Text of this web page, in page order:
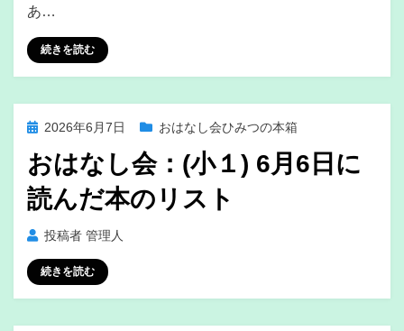
あ…
続きを読む
投
日:
2026年6月7日 おはなし会ひみつの本箱
おはなし会：(小１) 6月6日に
読んだ本のリスト
投稿者 管理人
続きを読む